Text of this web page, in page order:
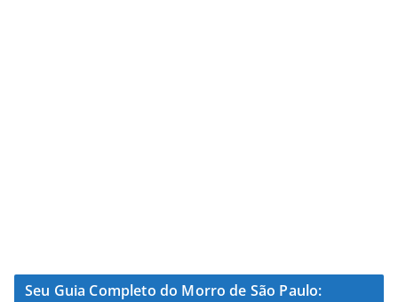
Seu Guia Completo do Morro de São Paulo: